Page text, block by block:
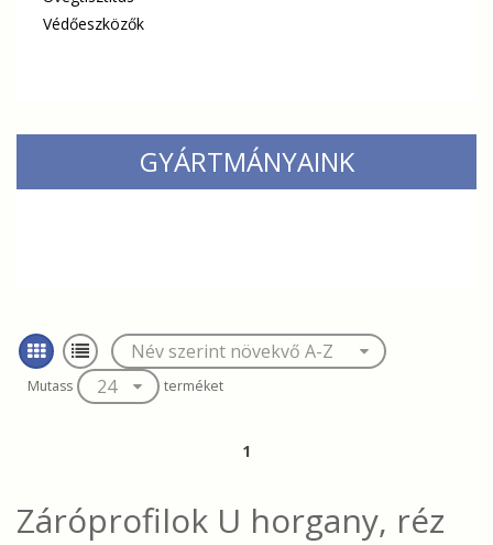
Védőeszközők
GYÁRTMÁNYAINK
Mutass terméket
1
Záróprofilok U horgany, réz